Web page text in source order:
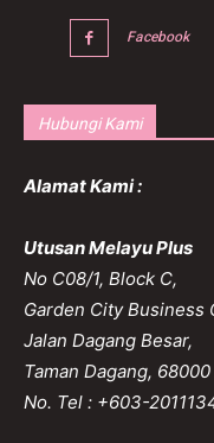
Facebook
Hubungi Kami
Alamat Kami :
Utusan Melayu Plus
No C08/1, Block C,
Garden City Business
Jalan Dagang Besar,
Taman Dagang,
No. Tel : +603-